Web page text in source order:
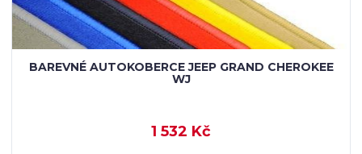
BAREVNÉ AUTOKOBERCE JEEP GRAND CHEROKEE
WJ
1 532 Kč